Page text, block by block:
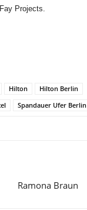
Projects.
Hilton
Hilton Berlin
Spandauer Ufer Berlin
Ramona Braun